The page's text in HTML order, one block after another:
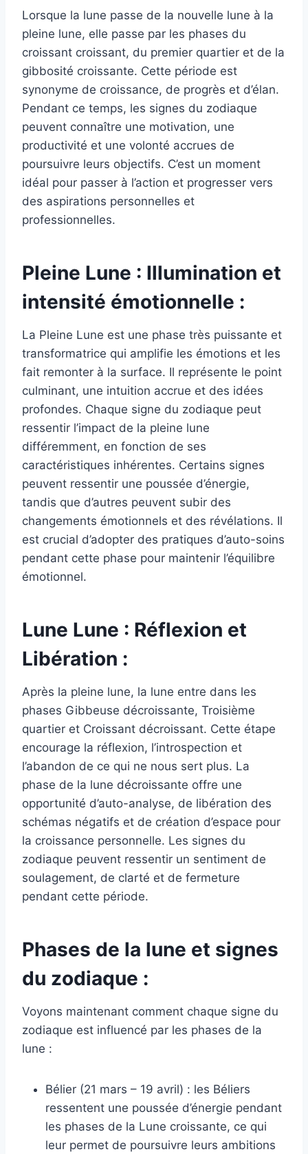
Lorsque la lune passe de la nouvelle lune à la
pleine lune, elle passe par les phases du
croissant croissant, du premier quartier et de la
gibbosité croissante. Cette période est
synonyme de croissance, de progrès et d’élan.
Pendant ce temps, les signes du zodiaque
peuvent connaître une motivation, une
productivité et une volonté accrues de
poursuivre leurs objectifs. C’est un moment
idéal pour passer à l’action et progresser vers
des aspirations personnelles et
professionnelles.
Pleine Lune : Illumination et
intensité émotionnelle :
La Pleine Lune est une phase très puissante et
transformatrice qui amplifie les émotions et les
fait remonter à la surface. Il représente le point
culminant, une intuition accrue et des idées
profondes. Chaque signe du zodiaque peut
ressentir l’impact de la pleine lune
différemment, en fonction de ses
caractéristiques inhérentes. Certains signes
peuvent ressentir une poussée d’énergie,
tandis que d’autres peuvent subir des
changements émotionnels et des révélations. Il
est crucial d’adopter des pratiques d’auto-soins
pendant cette phase pour maintenir l’équilibre
émotionnel.
Lune Lune : Réflexion et
Libération :
Après la pleine lune, la lune entre dans les
phases Gibbeuse décroissante, Troisième
quartier et Croissant décroissant. Cette étape
encourage la réflexion, l’introspection et
l’abandon de ce qui ne nous sert plus. La
phase de la lune décroissante offre une
opportunité d’auto-analyse, de libération des
schémas négatifs et de création d’espace pour
la croissance personnelle. Les signes du
zodiaque peuvent ressentir un sentiment de
soulagement, de clarté et de fermeture
pendant cette période.
Phases de la lune et signes
du zodiaque :
Voyons maintenant comment chaque signe du
zodiaque est influencé par les phases de la
lune :
Bélier (21 mars – 19 avril) : les Béliers
ressentent une poussée d’énergie pendant
les phases de la Lune croissante, ce qui
leur permet de poursuivre leurs ambitions